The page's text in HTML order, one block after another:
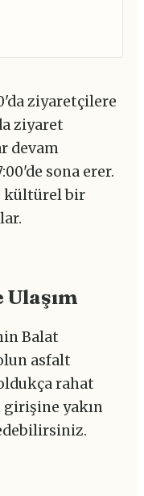
ziyaretçilere
ziyaret
devam
sona erer.
kültürel bir
Balat
asfalt
rahat
yakın